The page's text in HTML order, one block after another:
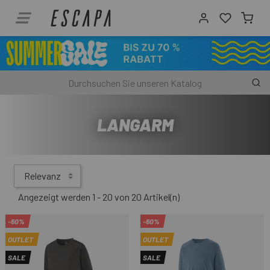
LANGARM
Relevanz
Angezeigt werden 1 - 20 von 20 Artikel(n)
-60%
OUTLET
SALE
-60%
OUTLET
SALE